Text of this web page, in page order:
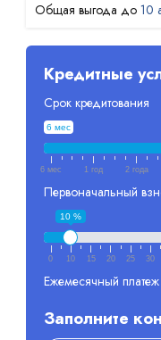
10
Кредитные
Срок кредитования
6 мес
6 мес 1 год 2 года
Первоначальный
10 %
0 10 15 20 25 30
Ежемесячный платеж
Заполните